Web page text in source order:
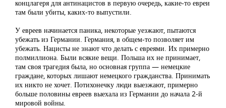
концлагеря для антинацистов в первую очередь, какие-то евреи
там были убиты, каких-то выпустили.
У евреев начинается паника, некоторые уезжают, пытаются
убежать из Германии. Германия, в общем-то позволяет им
убежать. Нацисты не знают что делать с евреями. Их примерно
полмиллиона. Были всякие вещи. Польша их не принимает,
там своя трагедия была, но основная группа — немецкие
граждане, которых лишают немецкого гражданства. Принимать
их никто не хочет. Потихонечку люди выезжают, примерно
больше половины евреев выехала из Германии до начала 2-й
мировой войны.